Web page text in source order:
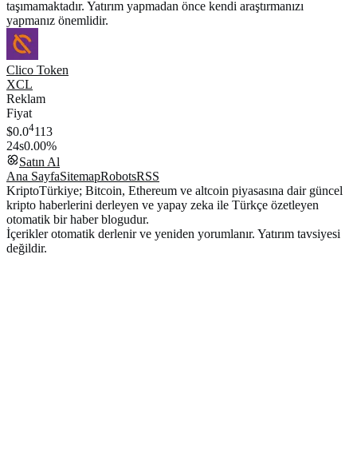
taşımamaktadır. Yatırım yapmadan önce kendi araştırmanızı
yapmanız önemlidir.
Clico Token
XCL
Reklam
Fiyat
$0.04113
24s0.00%
Satın Al
Ana SayfaSitemapRobotsRSS
KriptoTürkiye; Bitcoin, Ethereum ve altcoin piyasasına dair güncel
kripto haberlerini derleyen ve yapay zeka ile Türkçe özetleyen
otomatik bir haber blogudur.
İçerikler otomatik derlenir ve yeniden yorumlanır. Yatırım tavsiyesi
değildir.